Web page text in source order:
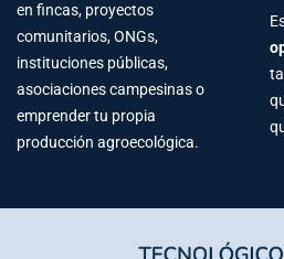
en fincas, proyectos
comunitarios, ONGs,
instituciones públicas,
asociaciones campesinas o
emprender tu propia
producción agroecológica.